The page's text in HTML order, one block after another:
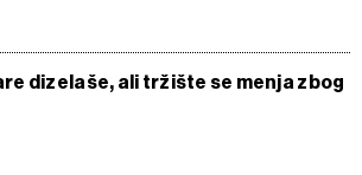
dizelaše, ali tržište se menja zbog